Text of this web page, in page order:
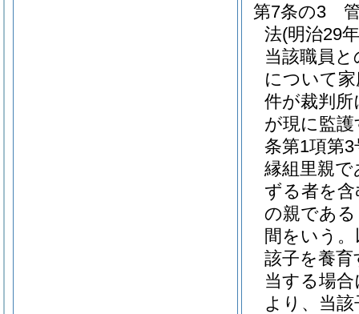
第7条の3
法(明治29
当該職員
について
件が裁判
が現に監
条第1項第
縁組里親
ずる者を
の親であ
間をいう
該子を養
当する場
より、当